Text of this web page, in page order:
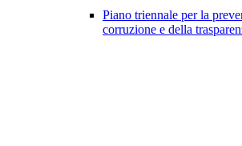
Piano triennale per la
corruzione e della